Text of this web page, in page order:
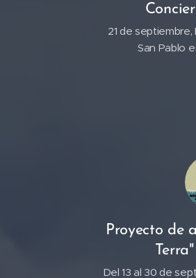
21 de
San Pablo
Proyecto de
Del 13 al 30 de